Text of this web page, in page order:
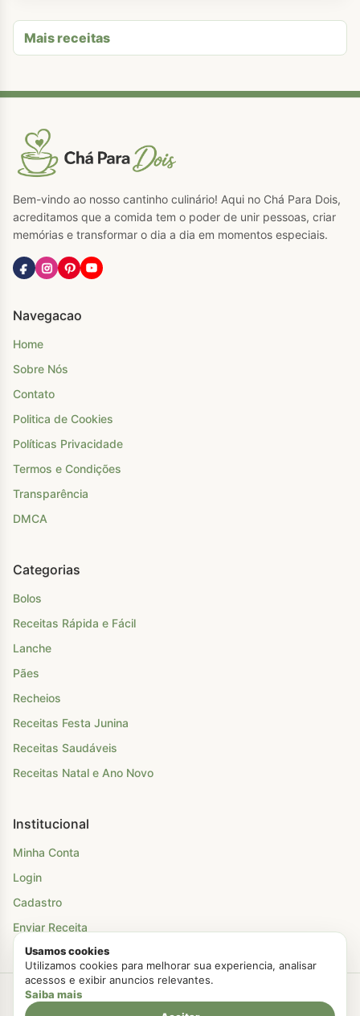
Mais receitas
Bem-vindo ao nosso cantinho culinário! Aqui no Chá Para Dois,
acreditamos que a comida tem o poder de unir pessoas, criar
memórias e transformar o dia a dia em momentos especiais.
Navegacao
Home
Sobre Nós
Contato
Politica de Cookies
Políticas Privacidade
Termos e Condições
Transparência
DMCA
Categorias
Bolos
Receitas Rápida e Fácil
Lanche
Pães
Recheios
Receitas Festa Junina
Receitas Saudáveis
Receitas Natal e Ano Novo
Institucional
Minha Conta
Login
Cadastro
Enviar Receita
Criado com Amor
Usamos cookies
Utilizamos cookies para melhorar sua experiencia, analisar
acessos e exibir anuncios relevantes.
Saiba mais